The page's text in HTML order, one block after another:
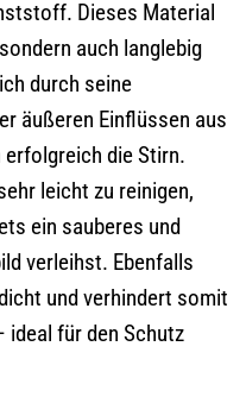
Dieses Material
auch langlebig
durch seine
äußeren Einflüssen aus
die Stirn.
leicht zu reinigen,
ein sauberes und
verleihst. Ebenfalls
und verhindert somit
ideal für den Schutz